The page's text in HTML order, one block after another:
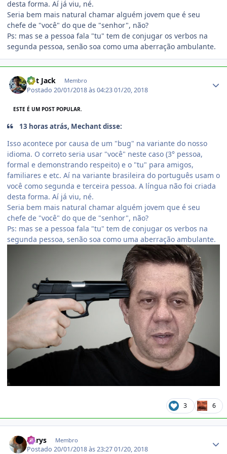
desta forma. Aí já viu, né.
Seria bem mais natural chamar alguém jovem que é seu
chefe de "você" do que de "senhor", não?
Ps: mas se a pessoa fala "tu" tem de conjugar os verbos na
segunda pessoa, senão soa como uma aberração ambulante.
Cpt Jack Membro
Postado20/01/2018 às 04:2301/20, 2018
ESTE É UM POST POPULAR.
13 horas atrás, Mechant disse:
Isso acontece por causa de um "bug" na variante do nosso
idioma. O correto seria usar "você" neste caso (3° pessoa,
formal e demonstrando respeito) e o "tu" para amigos,
familiares e etc. Aí na variante brasileira do português usam o
você como segunda e terceira pessoa. A língua não foi criada
desta forma. Aí já viu, né.
Seria bem mais natural chamar alguém jovem que é seu
chefe de "você" do que de "senhor", não?
Ps: mas se a pessoa fala "tu" tem de conjugar os verbos na
segunda pessoa, senão soa como uma aberração ambulante.
3 6
Chrys Membro
Postado20/01/2018 às 23:2701/20, 2018